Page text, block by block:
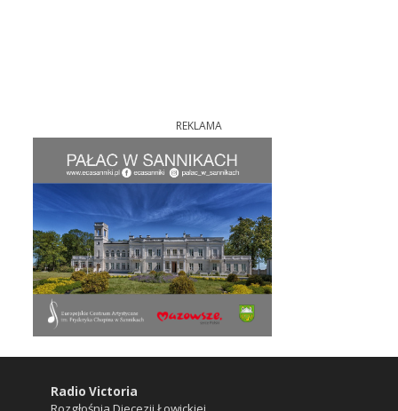
REKLAMA
Radio Victoria